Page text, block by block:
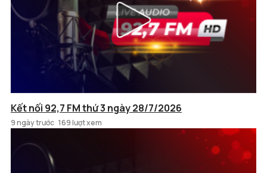
Kết nối 92,7 FM thứ 3 ngày 28/7/2026
9 ngày trước 169 lượt xem